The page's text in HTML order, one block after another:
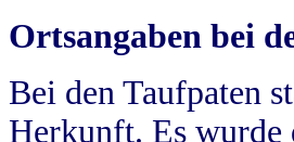
Ortsangaben bei
Bei den Taufpaten
Herkunft. Es wurde